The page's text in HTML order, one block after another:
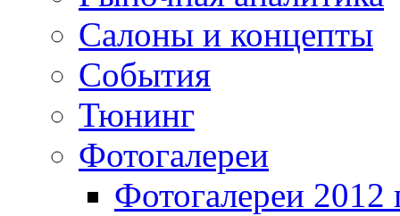
Салоны и концепты
События
Тюнинг
Фотогалереи
Фотогалереи 2012